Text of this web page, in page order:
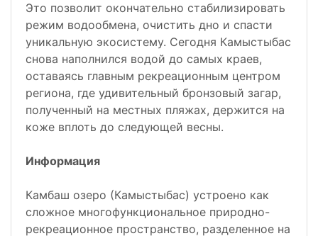
Это позволит окончательно стабилизировать
режим водообмена, очистить дно и спасти
уникальную экосистему. Сегодня Камыстыбас
снова наполнился водой до самых краев,
оставаясь главным рекреационным центром
региона, где удивительный бронзовый загар,
полученный на местных пляжах, держится на
коже вплоть до следующей весны.
Информация
Камбаш озеро (Камыстыбас) устроено как
сложное многофункциональное природно-
рекреационное пространство, разделенное на